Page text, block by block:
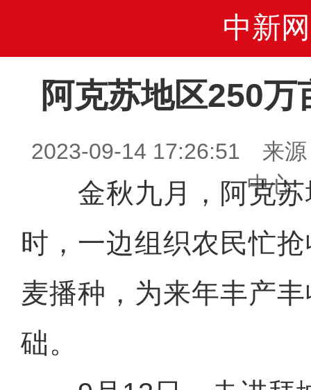
中新网
阿克苏地区250
2023-09-14 17:26:51 来源
中心
金秋九月，阿克苏
时，一边组织农民忙
麦播种，为来年丰产
础。